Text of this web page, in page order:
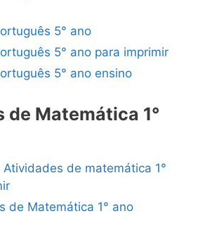
5° ano
5° ano para imprimir
5° ano ensino
de Matemática 1°
Atividades de matemática 1°
de Matemática 1° ano